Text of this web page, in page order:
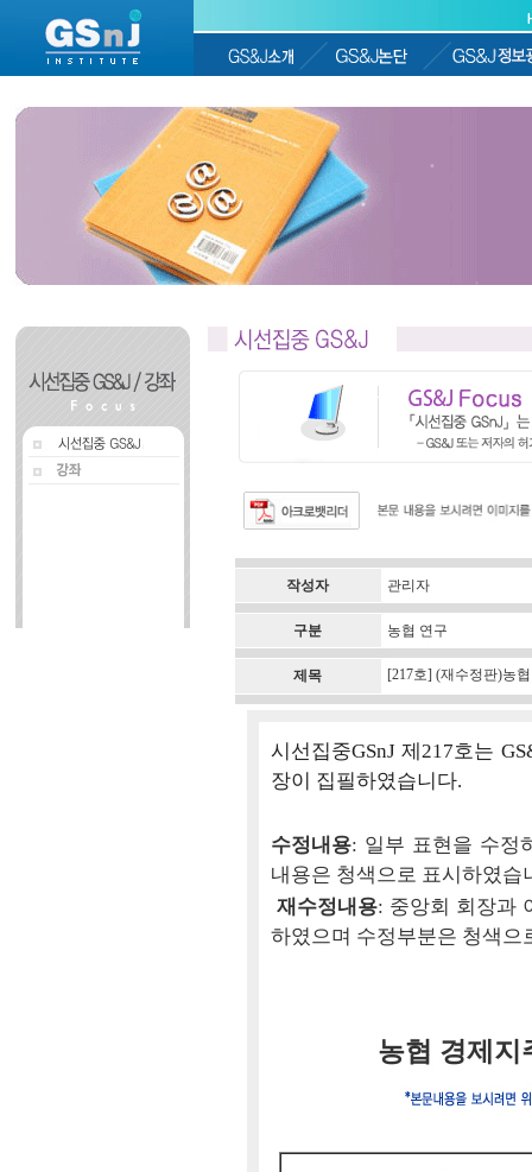
작성자 관리자
구분 농협 연구
제목 [217호] (재수정판)농
시선집중GSnJ 제217호는
장이 집필하였습니다.
수정내용: 일부 표현을 수정
내용은 청색으로 표시하였습
재수정내용: 중앙회 회장과
하였으며 수정부분은 청색으
농협 경제지